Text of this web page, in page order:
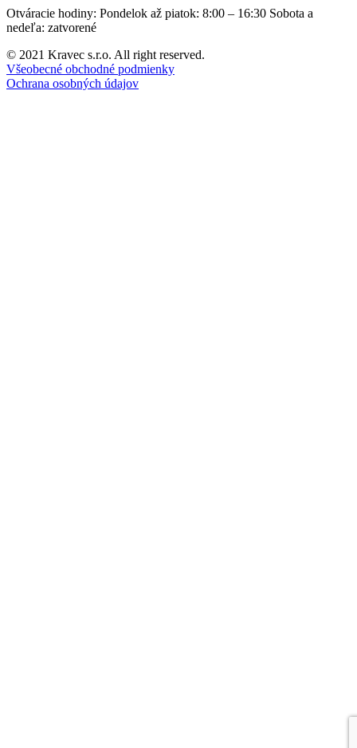
Otváracie hodiny: Pondelok až piatok: 8:00 – 16:30 Sobota a
nedeľa: zatvorené
© 2021 Kravec s.r.o. All right reserved.
Všeobecné obchodné podmienky
Ochrana osobných údajov